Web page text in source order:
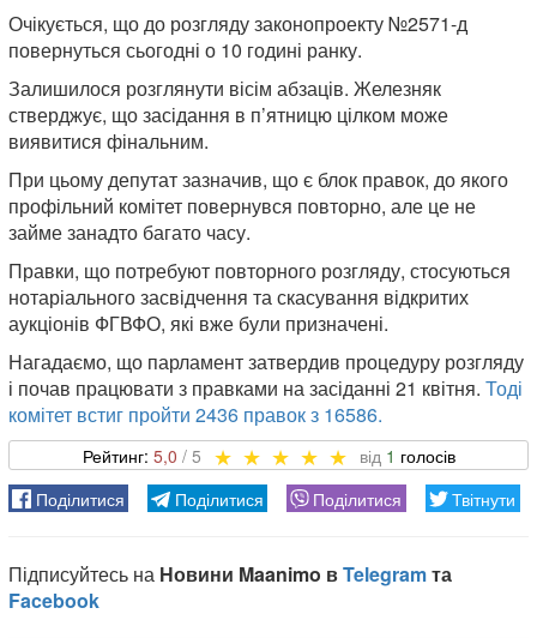
Очікується, що до розгляду законопроекту №2571-д
повернуться сьогодні о 10 годині ранку.
Залишилося розглянути вісім абзаців. Железняк
стверджує, що засідання в п’ятницю цілком може
виявитися фінальним.
При цьому депутат зазначив, що є блок правок, до якого
профільний комітет повернувся повторно, але це не
займе занадто багато часу.
Правки, що потребуют повторного розгляду, стосуються
нотаріального засвідчення та скасування відкритих
аукціонів ФГВФО, які вже були призначені.
Нагадаємо, що парламент затвердив процедуру розгляду
і почав працювати з правками на засіданні 21 квітня. Тоді
комітет встиг пройти 2436 правок з 16586.
5,0 1